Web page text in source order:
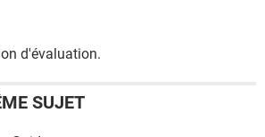
d'évaluation.
SUJET